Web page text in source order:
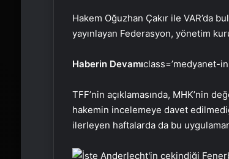
Hakem Oğuzhan Çakır ile VAR’da
yayınlayan Federasyon, yönetim
Haberin Devamıclass=’medyanet-
TFF’nin açıklamasında, MHK’nin
hakemin incelemeye davet
ilerleyen haftalarda da bu